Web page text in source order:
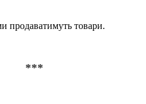
продаватимуть товари.
***